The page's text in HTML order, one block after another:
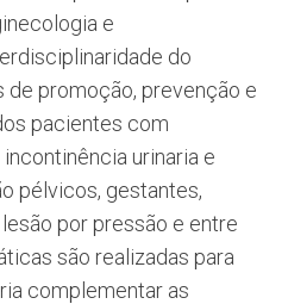
e
do
promoção, prevenção e
pacientes com
urinaria e
pélvicos, gestantes,
por pressão e entre
são realizadas para
complementar as